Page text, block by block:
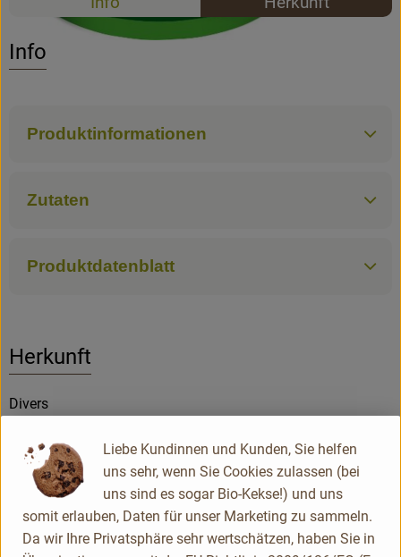
Entdecke passende Rezepte
Info
Produktinformationen
Zutaten
Produktdatenblatt
Herkunft
Divers
Liebe Kundinnen und Kunden, Sie helfen
uns sehr, wenn Sie Cookies zulassen (bei
uns sind es sogar Bio-Kekse!) und uns
somit erlauben, Daten für unser Marketing zu sammeln.
Da wir Ihre Privatsphäre sehr wertschätzen, haben Sie in